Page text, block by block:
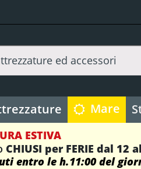
Mare
ESTIVA
CHIUSI per FERIE dal 12
entro le h.11:00 del